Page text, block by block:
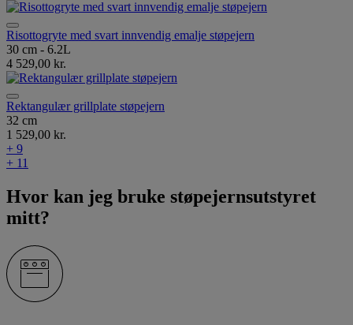
Risottogryte med svart innvendig emalje støpejern
30 cm - 6.2L
4 529,00 kr.
Rektangulær grillplate støpejern
32 cm
1 529,00 kr.
+ 9
+ 11
Hvor kan jeg bruke støpejernsutstyret
mitt?